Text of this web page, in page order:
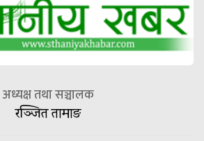
अध्यक्ष तथा सञ्चालक
रञ्जित तामाङ